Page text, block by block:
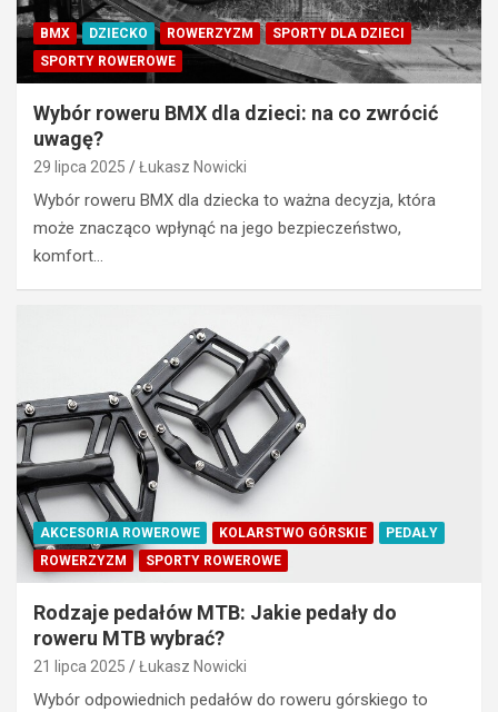
BMX DZIECKO ROWERZYZM
SPORTY DLA DZIECI
SPORTY ROWEROWE
Wybór roweru BMX dla dzieci: na co zwrócić
uwagę?
29 lipca 2025 Łukasz Nowicki
Wybór roweru BMX dla dziecka to ważna decyzja, która
może znacząco wpłynąć na jego bezpieczeństwo,
komfort…
AKCESORIA ROWEROWE KOLARSTWO GÓRSKIE
PEDAŁY
ROWERZYZM
SPORTY ROWEROWE
Rodzaje pedałów MTB: Jakie pedały do
roweru MTB wybrać?
21 lipca 2025 Łukasz Nowicki
Wybór odpowiednich pedałów do roweru górskiego to
d
a
o
n
w
e
s
a
o
n
a
e
l
e
k
t
r
c
z
n
y
TURYSTYKA
A
k
y
w
n
y
w
e
w
g
ó
r
a
c
h
–
S
z
c
z
y